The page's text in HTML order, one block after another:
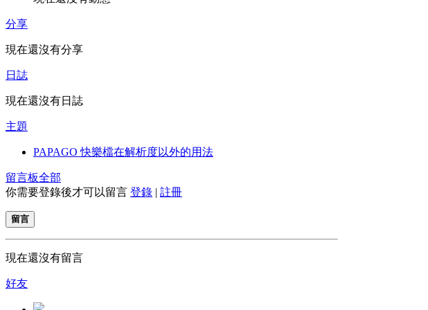
分享
現在還沒有分享
日誌
現在還沒有日誌
主題
PAPAGO 快樂檔在解析度以外的用法
留言板全部
你需要登錄後才可以留言 登錄 | 註冊
留言
現在還沒有留言
好友